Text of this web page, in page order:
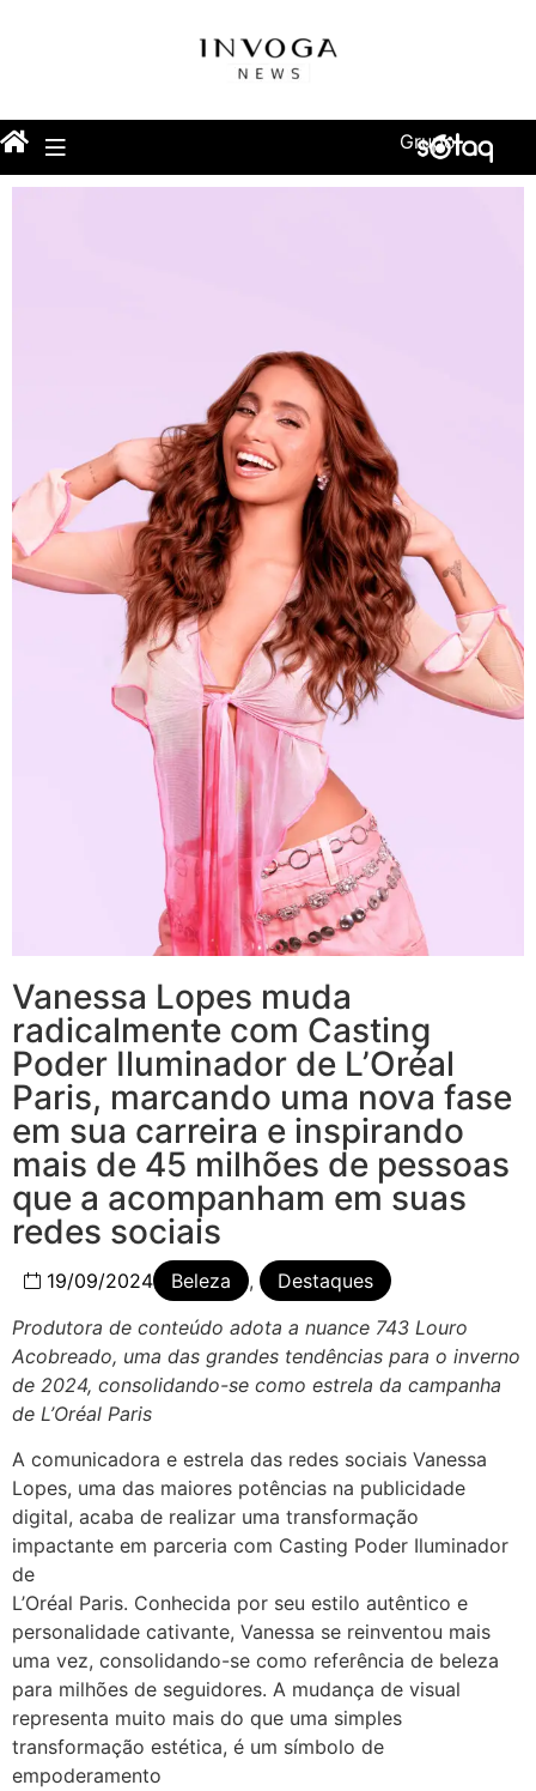
Grupo
Vanessa Lopes muda
radicalmente com Casting
Poder Iluminador de L’Oréal
Paris, marcando uma nova fase
em sua carreira e inspirando
mais de 45 milhões de pessoas
que a acompanham em suas
redes sociais
19/09/2024 Beleza ,
Destaques
Produtora de conteúdo adota a nuance 743 Louro
Acobreado, uma das grandes tendências para o inverno
de 2024, consolidando-se como estrela da campanha
de L’Oréal Paris
A comunicadora e estrela das redes sociais Vanessa
Lopes, uma das maiores potências na publicidade
digital, acaba de realizar uma transformação
impactante em parceria com Casting Poder Iluminador
de
L’Oréal Paris. Conhecida por seu estilo autêntico e
personalidade cativante, Vanessa se reinventou mais
uma vez, consolidando-se como referência de beleza
para milhões de seguidores. A mudança de visual
representa muito mais do que uma simples
transformação estética, é um símbolo de
empoderamento